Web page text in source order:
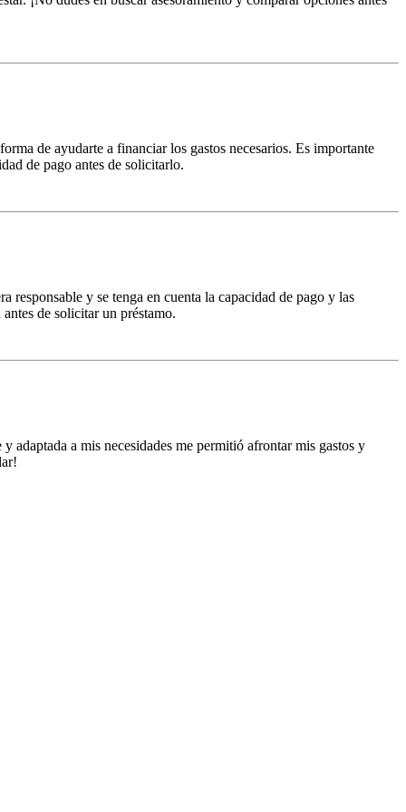
de ayudarte a financiar los gastos necesarios. Es importante
de pago antes de solicitarlo.
responsable y se tenga en cuenta la capacidad de pago y las
de solicitar un préstamo.
adaptada a mis necesidades me permitió afrontar mis gastos y